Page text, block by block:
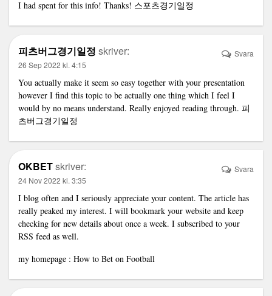
I had spent for this info! Thanks! 스포츠경기일정
피츠버그경기일정 skriver:
26 Sep 2022 kl. 4:15
You actually make it seem so easy together with your presentation
however I find this topic to be actually one thing which I feel I
would by no means understand. Really enjoyed reading through. 피
츠버그경기일정
Svara
OKBETskriver:
24 Nov 2022 kl. 3:35
I blog often and I seriously appreciate your content. The article has
really peaked my interest. I will bookmark your website and keep
checking for new details about once a week. I subscribed to your
RSS feed as well.
my homepage : How to Bet on Football
Svara